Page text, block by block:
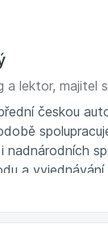
a lektor, majitel
českou
nadnárodních
a
na VŠE a v